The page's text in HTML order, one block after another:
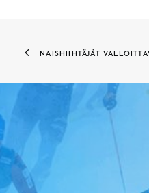
NAISHIIHTÄJÄT